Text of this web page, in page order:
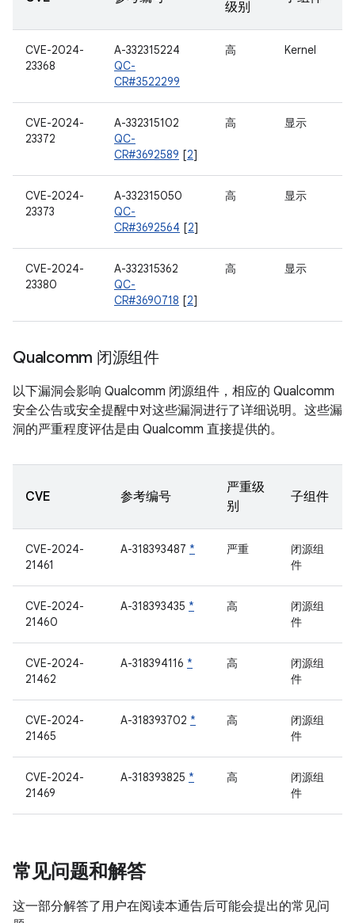
级别
CVE-2024-
23368
A-332315224
QC-
CR#3522299
高 Kernel
CVE-2024-
23372
A-332315102
QC-
CR#3692589 [2]
高 显示
CVE-2024-
23373
A-332315050
QC-
CR#3692564 [2]
高 显示
CVE-2024-
23380
A-332315362
QC-
CR#3690718 [2]
高 显示
Qualcomm 闭源组件
以下漏洞会影响 Qualcomm 闭源组件，相应的 Qualcomm
安全公告或安全提醒中对这些漏洞进行了详细说明。这些漏
洞的严重程度评估是由 Qualcomm 直接提供的。
CVE 参考编号
严重级
别
子组件
CVE-2024-
21461
A-318393487 * 严重
闭源组
件
CVE-2024-
21460
A-318393435 * 高
闭源组
件
CVE-2024-
21462
A-318394116 * 高
闭源组
件
CVE-2024-
21465
A-318393702 * 高
闭源组
件
CVE-2024-
21469
A-318393825 * 高
闭源组
件
常见问题和解答
这一部分解答了用户在阅读本通告后可能会提出的常见问